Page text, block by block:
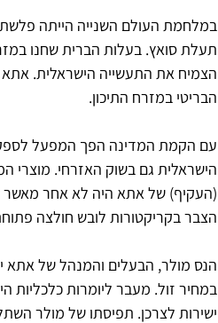
במלחמת העולם השנייה הייתה
תעלת סואץ. בעלות הברית שחנו
הצמיח את התעשייה הישראלית. אתא
הבריטי במזרח התיכון.
עם הקמת המדינה הפך המפעל לספק
הישראלית גם בשוק האזרחי. מוצרי
(העקיף) של אתא היה לא אחר מאשר
הצבר בקריקטורות לובש חולצה
הנס מולר, הבעלים והמנהל של אתא
במחיר זול. מעבר ליומרות כלכליות
ישירות לצרכן. תפיסתו של מולר